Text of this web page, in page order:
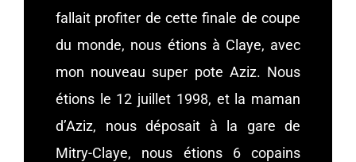
fallait profiter de cette finale de coupe
du monde, nous étions à Claye, avec
mon nouveau super pote Aziz. Nous
étions le 12 juillet 1998, et la maman
d’Aziz, nous déposait à la gare de
Mitry-Claye, nous étions 6 copains